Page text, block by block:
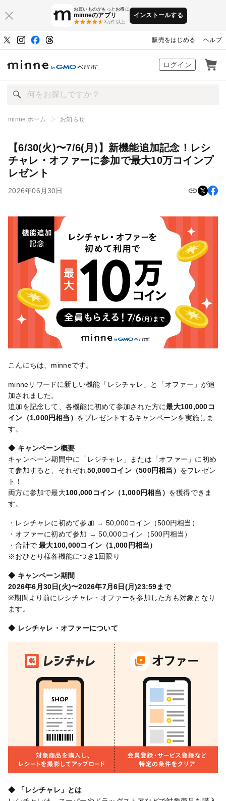
お買いものがもっとお得に
minneのアプリ
3万件以上
インストールする
販売をはじめる ヘルプ
ハンドメイドマーケット minne（ミン
ログイン
minne ホーム お知らせ
で最大10万コインプレゼント
【6/30(火)〜7/6(月)】新機能追加記念！レシ
チャレ・オファーに参加で最大10万コインプ
レゼント
2026年06月30日
こんにちは、minneです。
minneリワードに新しい機能「レシチャレ」と「オファー」が追
加されました。
追加を記念して、各機能に初めて参加された方に最大100,000コ
イン（1,000円相当） をプレゼントするキャンペーンを実施しま
す。
◆ キャンペーン概要
キャンペーン期間中に「レシチャレ」または「オファー」に初め
て参加すると、それぞれ50,000コイン（500円相当） をプレゼン
ト！
両方に参加で最大100,000コイン（1,000円相当） を獲得できま
す。
・レシチャレに初めて参加 → 50,000コイン（500円相当）
・オファーに初めて参加 → 50,000コイン（500円相当）
・合計で最大100,000コイン（1,000円相当）
※おひとり様各機能につき1回限り
◆ キャンペーン期間
2026年6月30日(火)〜2026年7月6日(月)23:59まで
※期間より前にレシチャレ・オファーを参加した方も対象となり
ます。
◆ レシチャレ・オファーについて
◆ 「レシチャレ」とは